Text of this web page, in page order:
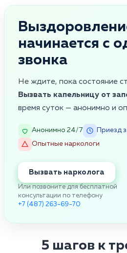
начинается с
звонка
Не ждите, пока состояние
Вызвать капельницу от
время суток — анонимно и
Анонимно 24/7
Приезд
Опытные наркологи
Вызвать нарколога
Или позвоните для бесплатной
консультации по телефону
+7 (487) 263-69-70
5 шагов к